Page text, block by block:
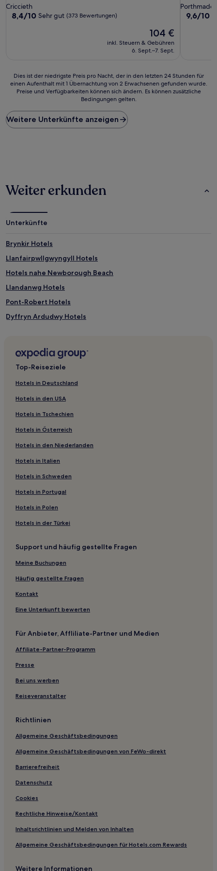
Sterne-
Unterkunft
Criccieth
8.4
8,4/10 Sehr gut (373 Bewertungen)
Der
Preis
beträgt
104 €
inkl. Steuern & Gebühren
6. Sept.–7. Sept.
Sterne-
9.6
9,6/10
Dies
ist
Preis
pro
Nacht,
einen
1 Übernachtung
von
gefunden
Preise
Verfügbarkeiten
können
ändern.
können
Dies ist der niedrigste Preis pro Nacht, der in den letzten 24 Stunden für
einen Aufenthalt mit 1 Übernachtung von 2 Erwachsenen gefunden wurde.
Preise und Verfügbarkeiten können sich ändern. Es können zusätzliche
Bedingungen gelten.
Weitere Unterkünfte anzeigen
Weiter erkunden
Unterkünfte
Brynkir Hotels
Llanfairpwllgwyngyll Hotels
Hotels nahe Newborough Beach
Llandanwg Hotels
Pont-Robert Hotels
Dyffryn Ardudwy Hotels
Bangor Hotels
Gwynedd: Hotels
Llandudno Hotels
Isle of Anglesey: Hotels
Hotels nahe Denbigh Castle
Hotels nahe Plas Newydd
Hotels nahe Bodnant Garden
Hafodfeddgar Hotels
Hotels nahe Aber Falls
Henllan Hotels
Hotels nahe Traeth Llandanwg Beach
Llandrillo Hotels
Llanddona Hotels
Dolanog Hotels
Hotels nahe Ruthin Castle
Hotels nahe Porth Dafarch Beach
Hotels nahe Lake Vyrnwy
Hotels nahe Gelerts Grab
Hotels nahe South Stack Lighthouse
Hotels nahe Yr Wyddfa
Hotels nahe Dolgoch Falls
Holyhead Hotels
Hotels nahe Great Orme Country Park
Hotels nahe Pen-y-Pass
Pennal Hotels
Llangadfan Hotels
Beaumaris Hotels
Gogarth Hotels
Llanfechell Hotels
Top-Reiseziele
Hotels in Deutschland
Hotels in den USA
Hotels in Tschechien
Hotels in Österreich
Hotels in den Niederlanden
Hotels in Italien
Hotels in Schweden
Hotels in Portugal
Hotels in Polen
Hotels in der Türkei
Support und häufig gestellte Fragen
Meine Buchungen
Häufig gestellte Fragen
Kontakt
Eine Unterkunft bewerten
Für Anbieter, Affliliate-Partner und Medien
Affiliate-Partner-Programm
Presse
Bei uns werben
Reiseveranstalter
Richtlinien
Allgemeine Geschäftsbedingungen
Allgemeine Geschäftsbedingungen von FeWo-direkt
Barrierefreiheit
Datenschutz
Cookies
Rechtliche Hinweise/Kontakt
Inhaltsrichtlinien und Melden von Inhalten
Allgemeine Geschäftsbedingungen für Hotels.com Rewards
Weitere Informationen